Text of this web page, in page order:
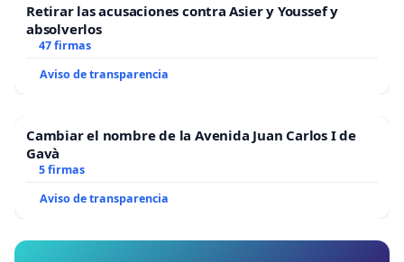
Retirar las acusaciones contra Asier y Youssef y
absolverlos
47 firmas
Aviso de transparencia
Cambiar el nombre de la Avenida Juan Carlos I de
Gavà
5 firmas
Aviso de transparencia